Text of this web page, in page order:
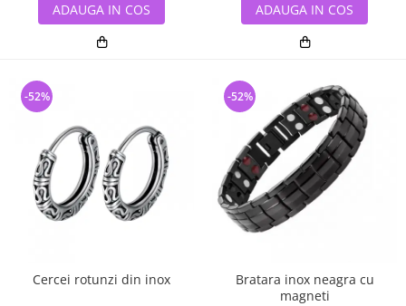
ADAUGA IN COS ADAUGA IN COS
Cercei rotunzi din inox
-52%
Bratara inox neagra cu
magneti
-52%